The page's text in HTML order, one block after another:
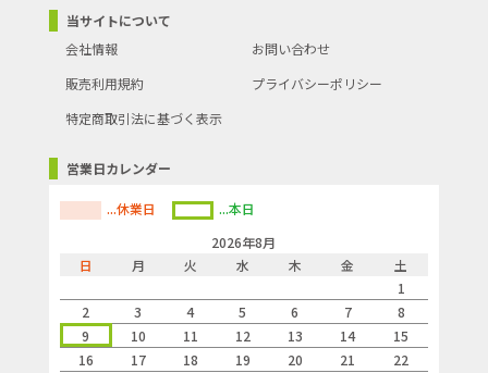
当サイトについて
会社情報
お問い合わせ
販売利用規約
プライバシーポリシー
特定商取引法に基づく表示
営業日カレンダー
...休業日
...本日
2026年8月
日
月 火 水 木 金
土
1
2
3 4 5 6 7
8
9
10 11 12 13 14
15
16
17 18 19 20 21 22